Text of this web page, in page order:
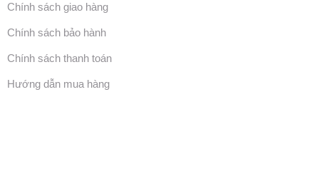
Chính sách giao hàng
Chính sách bảo hành
Chính sách thanh toán
Hướng dẫn mua hàng